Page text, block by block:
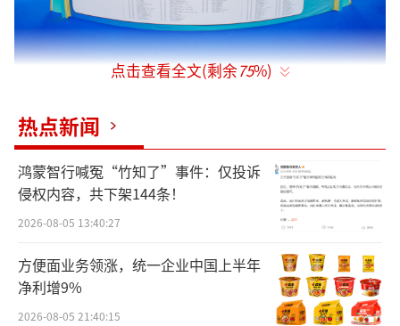
洽洽食品凭借深厚的产品积淀与持续的创
新突破，从3万多件决赛商品中脱颖而出，斩获
1金1铜——“喀吱脆非油炸薯片系列”荣获金
奖，“洽洽瓜蒌籽&国瓷·西湖蓝礼盒”获得铜
奖。双奖加冕，充分彰显了洽洽食品在文旅融
合创新领域的强大实力。两款产品以“美味+文
化”的双重魅力，向全国乃至世界递出了一张
闪亮的“洽洽名片”。
点击查看全文(剩余75%)
热点新闻
鸿蒙智行喊冤“竹知了”事件：仅投诉
侵权内容，共下架144条！
2026-08-05 13:40:27
方便面业务领涨，统一企业中国上半年
净利增9%
2026-08-05 21:40:15